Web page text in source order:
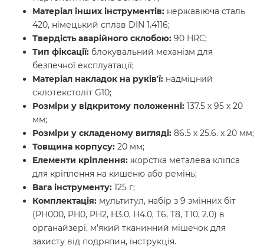
Матеріал інших інструментів: нержавіюча сталь
420, німецький сплав DIN 1.4116;
Твердість аварійного склобою: 90 HRC;
Тип фіксації: блокувальний механізм для
безпечної експлуатації;
Матеріал накладок на руківʼї: надміцний
склотекстоліт G10;
Розміри у відкритому положенні: 137.5 х 95 х 20
мм;
Розміри у складеному вигляді: 86.5 х 25.6. х 20 мм;
Товщина корпусу: 20 мм;
Елементи кріплення: жорстка металева кліпса
для кріплення на кишеню або ремінь;
Вага інструменту: 125 г;
Комплектація: мультитул, набір з 9 змінних біт
(PH000, PH0, PH2, H3.0, H4.0, T6, T8, T10, 2.0) в
органайзері, м'який тканинний мішечок для
захисту від подряпин, інструкція.